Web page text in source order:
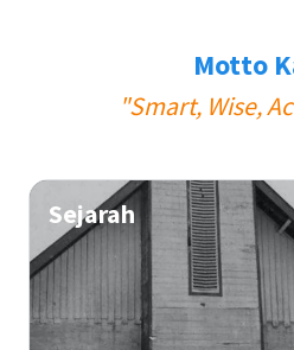
Motto
"Smart, Wise,
Sejarah